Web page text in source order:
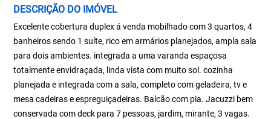
DESCRIÇÃO DO IMÓVEL
Excelente cobertura duplex á venda mobilhado com 3 quartos, 4
banheiros sendo 1 suíte, rico em armários planejados, ampla sala
para dois ambientes. integrada a uma varanda espaçosa
totalmente envidraçada, linda vista com muito sol. cozinha
planejada e integrada com a sala, completo com geladeira, tv e
mesa cadeiras e espreguiçadeiras. Balcão com pia. Jacuzzi bem
conservada com deck para 7 pessoas, jardim, mirante, 3 vagas.